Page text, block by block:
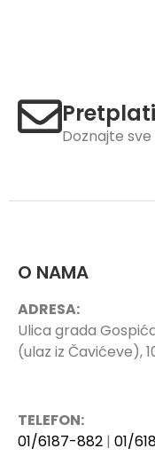
Doznajte
O NAMA
ADRESA:
Ulica grada
(ulaz iz Čavićeve),
TELEFON:
01/6187-882 | 01/